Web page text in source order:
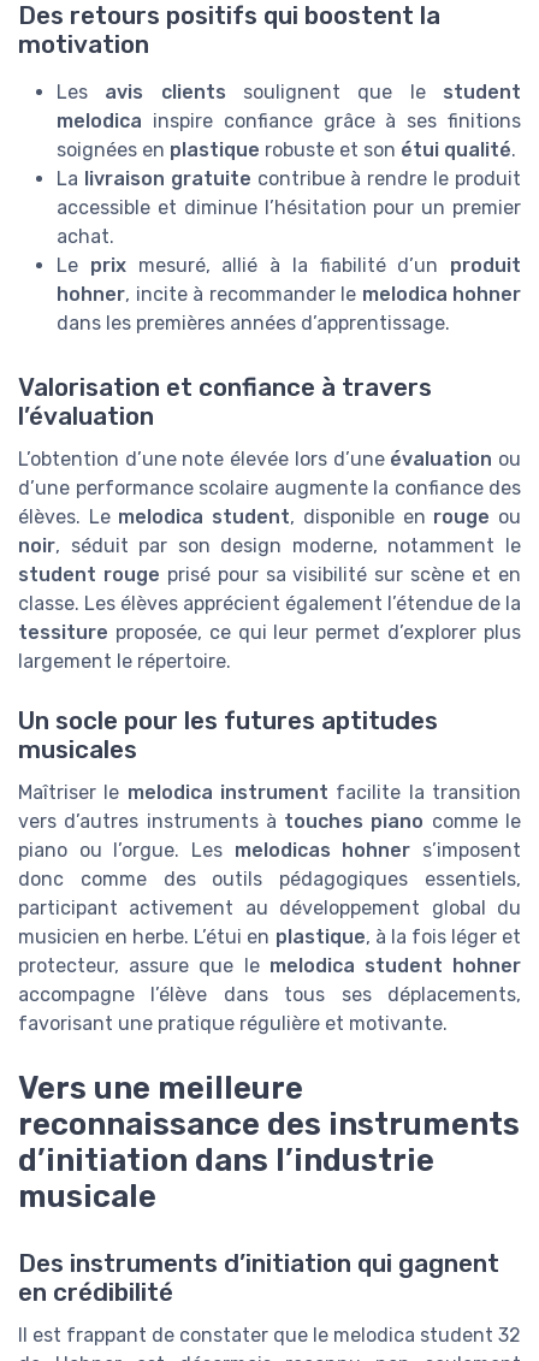
Des retours positifs qui boostent la
motivation
Les avis clients soulignent que le student
melodica inspire confiance grâce à ses finitions
soignées en plastique robuste et son étui qualité.
La livraison gratuite contribue à rendre le produit
accessible et diminue l’hésitation pour un premier
achat.
Le prixmesuré, allié à la fiabilité d’un produit
hohner, incite à recommander le melodica hohner
dans les premières années d’apprentissage.
Valorisation et confiance à travers
l’évaluation
L’obtention d’une note élevée lors d’une évaluation ou
d’une performance scolaire augmente la confiance des
élèves. Le melodica student, disponible en rouge ou
noir, séduit par son design moderne, notamment le
student rouge prisé pour sa visibilité sur scène et en
classe. Les élèves apprécient également l’étendue de la
tessiture proposée, ce qui leur permet d’explorer plus
largement le répertoire.
Un socle pour les futures aptitudes
musicales
Maîtriser le melodica instrument facilite la transition
vers d’autres instruments à touches piano comme le
piano ou l’orgue. Les melodicas hohner s’imposent
donc comme des outils pédagogiques essentiels,
participant activement au développement global du
musicien en herbe. L’étui en plastique, à la fois léger et
protecteur, assure que le melodica student hohner
accompagne l’élève dans tous ses déplacements,
favorisant une pratique régulière et motivante.
Vers une meilleure
reconnaissance des instruments
d’initiation dans l’industrie
musicale
Des instruments d’initiation qui gagnent
en crédibilité
Il est frappant de constater que le melodica student 32